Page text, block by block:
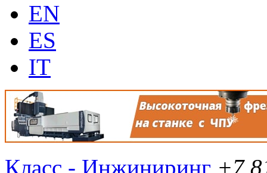
EN
ES
IT
Класс - Инжиниринг +7